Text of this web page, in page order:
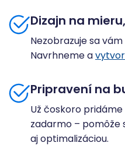
Dizajn na
Nezobrazuje sa
Navrhneme a
Pripravení na
Už čoskoro
zadarmo – pomôže
aj optimalizáciou.